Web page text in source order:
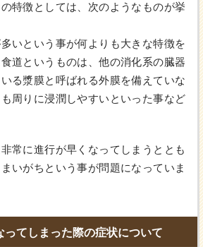
特徴としては、次のようなものが挙
いという事が何よりも大きな特徴を
道というものは、他の消化系の臓器
る漿膜と呼ばれる外膜を備えていな
周りに浸潤しやすいといった事など
常に進行が早くなってしまうととも
いがちという事が問題になっていま
ってしまった際の症状について